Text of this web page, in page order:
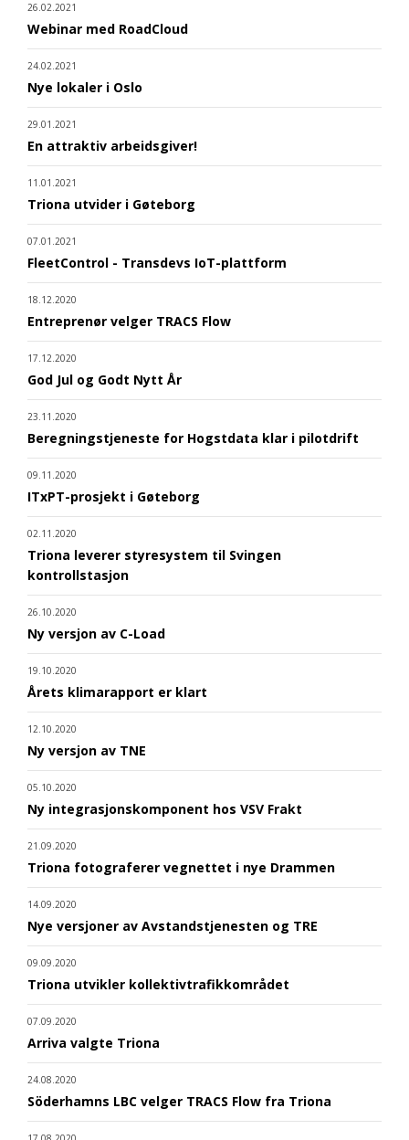
26.02.2021
Webinar med RoadCloud
24.02.2021
Nye lokaler i Oslo
29.01.2021
En attraktiv arbeidsgiver!
11.01.2021
Triona utvider i Gøteborg
07.01.2021
FleetControl - Transdevs IoT-plattform
18.12.2020
Entreprenør velger TRACS Flow
17.12.2020
God Jul og Godt Nytt År
23.11.2020
Beregningstjeneste for Hogstdata klar i pilotdrift
09.11.2020
ITxPT-prosjekt i Gøteborg
02.11.2020
Triona leverer styresystem til Svingen
kontrollstasjon
26.10.2020
Ny versjon av C-Load
19.10.2020
Årets klimarapport er klart
12.10.2020
Ny versjon av TNE
05.10.2020
Ny integrasjonskomponent hos VSV Frakt
21.09.2020
Triona fotograferer vegnettet i nye Drammen
14.09.2020
Nye versjoner av Avstandstjenesten og TRE
09.09.2020
Triona utvikler kollektivtrafikkområdet
07.09.2020
Arriva valgte Triona
24.08.2020
Söderhamns LBC velger TRACS Flow fra Triona